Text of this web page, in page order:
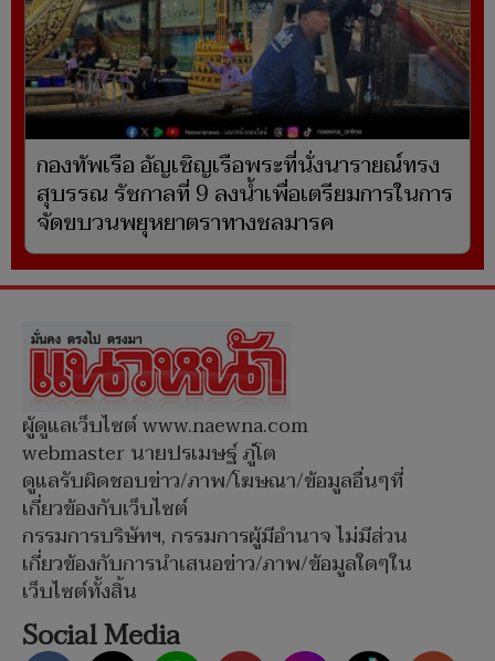
กองทัพเรือ อัญเชิญเรือพระที่นั่งนารายณ์ทรง
สุบรรณ รัชกาลที่ 9 ลงน้ำเพื่อเตรียมการในการ
จัดขบวนพยุหยาตราทางชลมารค
ผู้ดูแลเว็บไซต์ www.naewna.com
webmaster นายปรเมษฐ์ ภู่โต
ดูแลรับผิดชอบข่าว/ภาพ/โฆษณา/ข้อมูลอื่นๆที่
เกี่ยวข้องกับเว็บไซต์
กรรมการบริษัทฯ, กรรมการผู้มีอำนาจ ไม่มีส่วน
เกี่ยวข้องกับการนำเสนอข่าว/ภาพ/ข้อมูลใดๆใน
เว็บไซต์ทั้งสิ้น
Social Media